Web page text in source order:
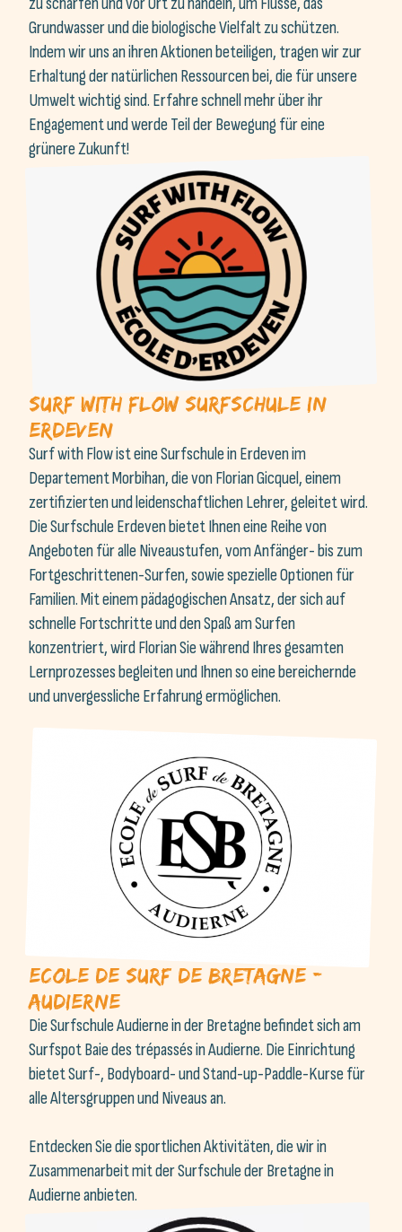
Indem wir uns an ihren Aktionen beteiligen, tragen wir zur
Erhaltung der natürlichen Ressourcen bei, die für unsere
Umwelt wichtig sind. Erfahre schnell mehr über ihr
Engagement und werde Teil der Bewegung für eine
grünere Zukunft!
Surf With Flow Surfschule in
Erdeven
Surf with Flow ist eine Surfschule in Erdeven im
Departement Morbihan, die von Florian Gicquel, einem
zertifizierten und leidenschaftlichen Lehrer, geleitet wird.
Die Surfschule Erdeven bietet Ihnen eine Reihe von
Angeboten für alle Niveaustufen, vom Anfänger- bis zum
Fortgeschrittenen-Surfen, sowie spezielle Optionen für
Familien. Mit einem pädagogischen Ansatz, der sich auf
schnelle Fortschritte und den Spaß am Surfen
konzentriert, wird Florian Sie während Ihres gesamten
Lernprozesses begleiten und Ihnen so eine bereichernde
und unvergessliche Erfahrung ermöglichen.
Ecole de Surf de Bretagne -
Audierne
Die Surfschule Audierne in der Bretagne befindet sich am
Surfspot Baie des trépassés in Audierne. Die Einrichtung
bietet Surf-, Bodyboard- und Stand-up-Paddle-Kurse für
alle Altersgruppen und Niveaus an.
Entdecken Sie die sportlichen Aktivitäten, die wir in
Audierne anbieten.